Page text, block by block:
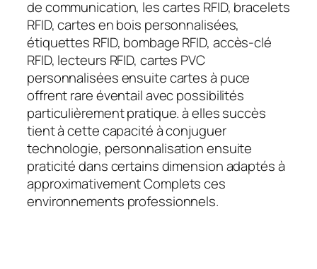
de communication, les cartes RFID, bracelets
RFID, cartes en bois personnalisées,
étiquettes RFID, bombage RFID, accès-clé
RFID, lecteurs RFID, cartes PVC
personnalisées ensuite cartes à puce
offrent rare éventail avec possibilités
particulièrement pratique. à elles succès
tient à cette capacité à conjuguer
technologie, personnalisation ensuite
praticité dans certains dimension adaptés à
approximativement Complets ces
environnements professionnels.